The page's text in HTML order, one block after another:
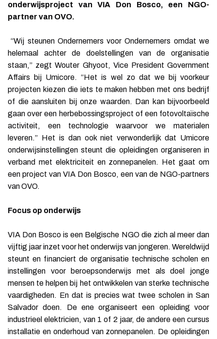
onderwijsproject van VIA Don Bosco, een NGO-
partner van OVO.
“Wij steunen Ondernemers voor Ondernemers omdat we
helemaal achter de doelstellingen van de organisatie
staan,” zegt Wouter Ghyoot, Vice President Government
Affairs bij Umicore. “Het is wel zo dat we bij voorkeur
projecten kiezen die iets te maken hebben met ons bedrijf
of die aansluiten bij onze waarden. Dan kan bijvoorbeeld
gaan over een herbebossingsproject of een fotovoltaïsche
activiteit, een technologie waarvoor we materialen
leveren.” Het is dan ook niet verwonderlijk dat Umicore
onderwijsinstellingen steunt die opleidingen organiseren in
verband met elektriciteit en zonnepanelen. Het gaat om
een project van VIA Don Bosco, een van de NGO-partners
van OVO.
Focus op onderwijs
VIA Don Bosco is een Belgische NGO die zich al meer dan
vijftig jaar inzet voor het onderwijs van jongeren. Wereldwijd
steunt en financiert de organisatie technische scholen en
instellingen voor beroepsonderwijs met als doel jonge
mensen te helpen bij het ontwikkelen van sterke technische
vaardigheden. En dat is precies wat twee scholen in San
Salvador doen. De ene organiseert een opleiding voor
industrieel elektricien, van 1 of 2 jaar, de andere een cursus
installatie en onderhoud van zonnepanelen. De opleidingen